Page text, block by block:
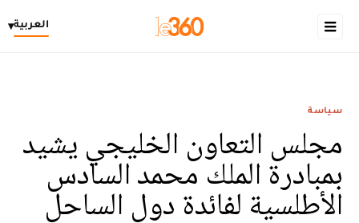
العربية▾
سياسة
مجلس التعاون الخليجي يشيد
بمبادرة الملك محمد السادس
الأطلسية لفائدة دول الساحل